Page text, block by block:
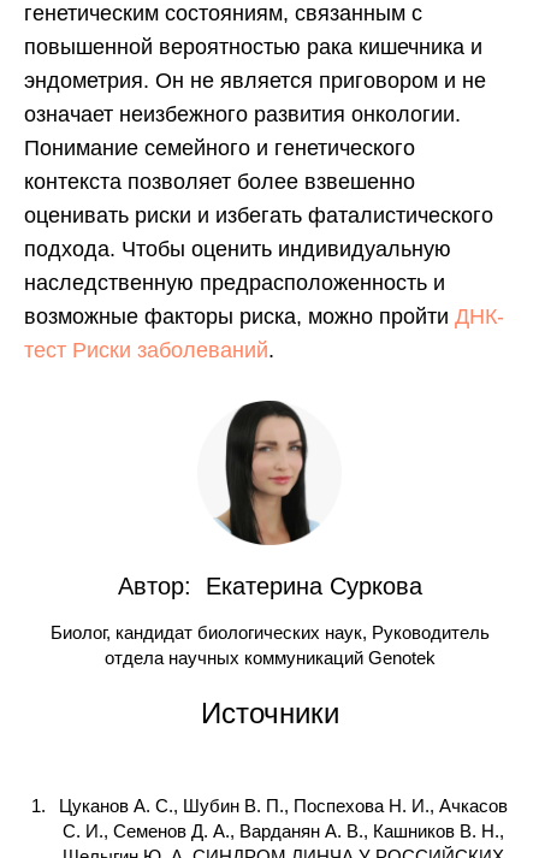
генетическим состояниям, связанным с
повышенной вероятностью рака кишечника и
эндометрия. Он не является приговором и не
означает неизбежного развития онкологии.
Понимание семейного и генетического
контекста позволяет более взвешенно
оценивать риски и избегать фаталистического
подхода. Чтобы оценить индивидуальную
наследственную предрасположенность и
возможные факторы риска, можно пройти ДНК-
тест Риски заболеваний.
Автор: Екатерина Суркова
Биолог, кандидат биологических наук, Руководитель
отдела научных коммуникаций Genotek
Источники
Цуканов А. С., Шубин В. П., Поспехова Н. И., Ачкасов
С. И., Семенов Д. А., Варданян А. В., Кашников В. Н.,